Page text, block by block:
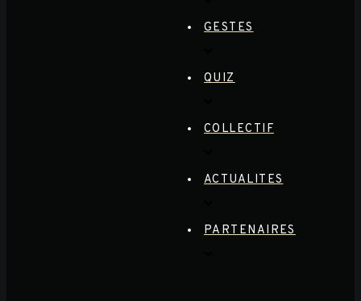
GESTES
QUIZ
COLLECTIF
ACTUALITES
PARTENAIRES